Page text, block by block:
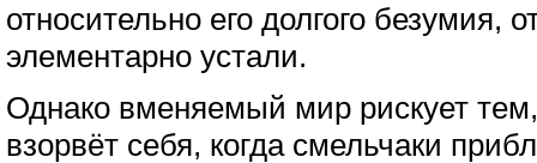
относительно его долгого безумия,
элементарно устали.
Однако вменяемый мир рискует
взорвёт себя, когда смельчаки